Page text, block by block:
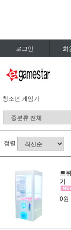
로그인 회
청소년 게임기
정렬
트
기
0원